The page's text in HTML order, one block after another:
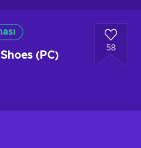
(PC)
58